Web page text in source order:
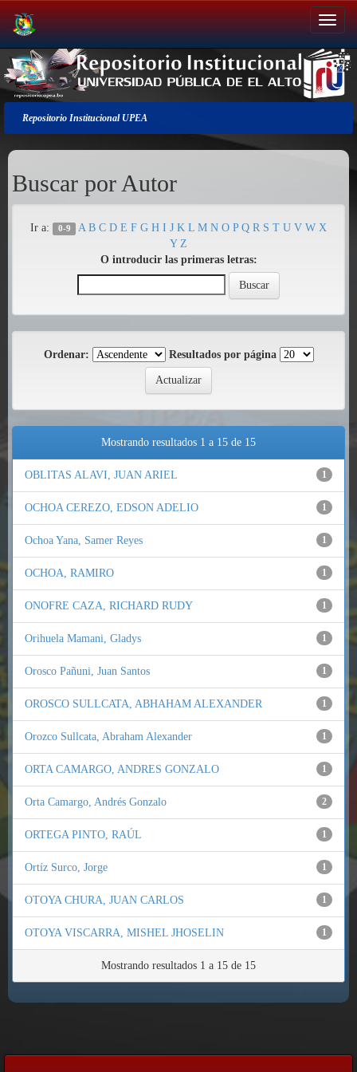
Salir
de
la
navegación
Repositorio Institucional UPEA
Buscar por Autor
Ir a: 0-9 A B C D E F G H I J K L M N O P Q R S T U V W X
Y Z
O introducir las primeras letras:
Ordenar: Resultados por página
Mostrando resultados 1 a 15 de 15
OBLITAS ALAVI, JUAN ARIEL 1
OCHOA CEREZO, EDSON ADELIO 1
Ochoa Yana, Samer Reyes 1
OCHOA, RAMIRO 1
ONOFRE CAZA, RICHARD RUDY 1
Orihuela Mamani, Gladys 1
Orosco Pañuni, Juan Santos 1
OROSCO SULLCATA, ABHAHAM ALEXANDER 1
Orozco Sullcata, Abraham Alexander 1
ORTA CAMARGO, ANDRES GONZALO 1
Orta Camargo, Andrés Gonzalo 2
ORTEGA PINTO, RAÚL 1
Ortíz Surco, Jorge 1
OTOYA CHURA, JUAN CARLOS 1
OTOYA VISCARRA, MISHEL JHOSELIN 1
Mostrando resultados 1 a 15 de 15